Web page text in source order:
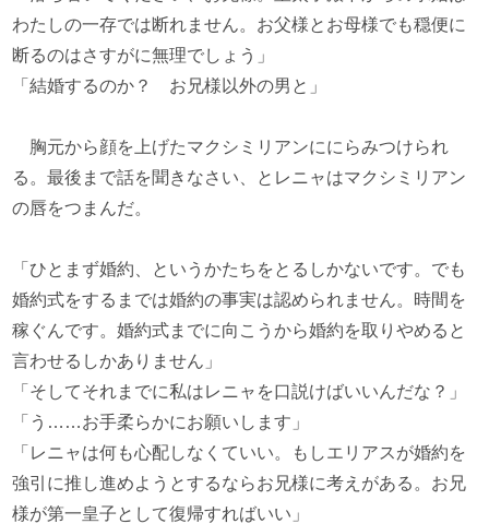
わたしの一存では断れません。お父様とお母様でも穏便に
断るのはさすがに無理でしょう」
「結婚するのか？ お兄様以外の男と」
胸元から顔を上げたマクシミリアンににらみつけられ
る。最後まで話を聞きなさい、とレニャはマクシミリアン
の唇をつまんだ。
「ひとまず婚約、というかたちをとるしかないです。でも
婚約式をするまでは婚約の事実は認められません。時間を
稼ぐんです。婚約式までに向こうから婚約を取りやめると
言わせるしかありません」
「そしてそれまでに私はレニャを口説けばいいんだな？」
「う……お手柔らかにお願いします」
「レニャは何も心配しなくていい。もしエリアスが婚約を
強引に推し進めようとするならお兄様に考えがある。お兄
様が第一皇子として復帰すればいい」